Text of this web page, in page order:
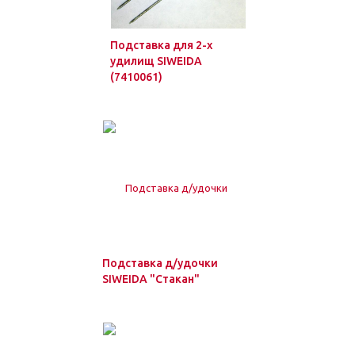
Подставка для 2-х
удилищ SIWEIDA
(7410061)
Подставка д/удочки
SIWEIDA "Стакан"